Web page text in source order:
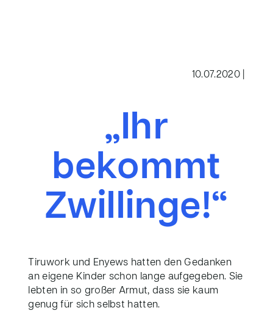
10.07.2020 |
„Ihr
bekommt
Zwillinge!“
Tiruwork und Enyews hatten den Gedanken
an eigene Kinder schon lange aufgegeben. Sie
lebten in so großer Armut, dass sie kaum
genug für sich selbst hatten.